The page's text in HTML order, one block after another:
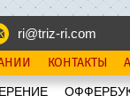
ri@triz-ri.com
КОНТАКТЫ